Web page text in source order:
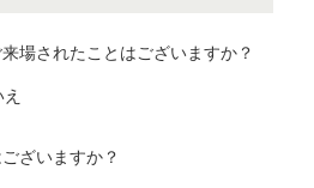
場されたことはございますか？
ざいますか？